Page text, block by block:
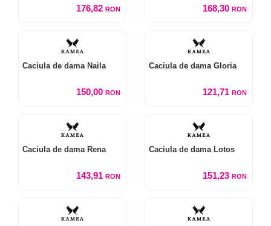
176,82 RON 168,30 RON
Caciula de dama Naila
150,00 RON
Caciula de dama Gloria
121,71 RON
Caciula de dama Rena
143,91 RON
Caciula de dama Lotos
151,23 RON